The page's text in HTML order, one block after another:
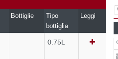
Bottiglie
Tipo
bottiglia
Leggi
0.75L